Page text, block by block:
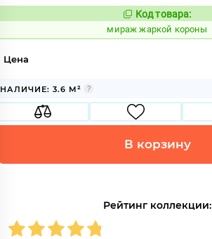
Код товара:
мираж жаркой короны
Цена
НАЛИЧИЕ: 3.6 М²
В корзину
Рейтинг коллекции: